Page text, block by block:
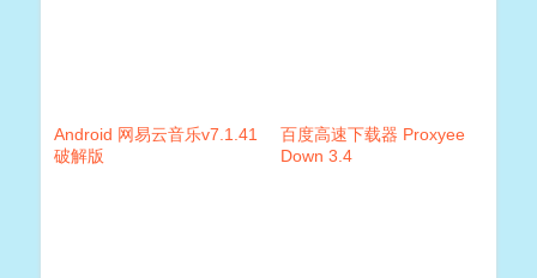
Android 网易云音乐v7.1.41
破解版
百度高速下载器 Proxyee
Down 3.4